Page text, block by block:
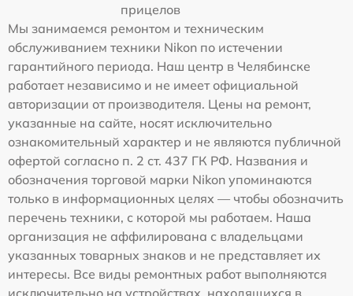
прицелов
Мы занимаемся ремонтом и техническим
обслуживанием техники Nikon по истечении
гарантийного периода. Наш центр в Челябинске
работает независимо и не имеет официальной
авторизации от производителя. Цены на ремонт,
указанные на сайте, носят исключительно
ознакомительный характер и не являются публичной
офертой согласно п. 2 ст. 437 ГК РФ. Названия и
обозначения торговой марки Nikon упоминаются
только в информационных целях — чтобы обозначить
перечень техники, с которой мы работаем. Наша
организация не аффилирована с владельцами
указанных товарных знаков и не представляет их
интересы. Все виды ремонтных работ выполняются